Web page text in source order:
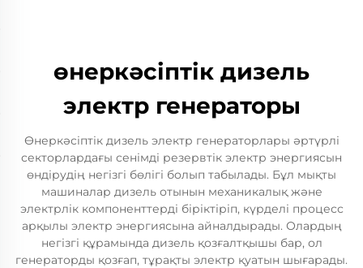
өнеркәсіптік дизель
электр генераторы
Өнеркәсіптік дизель электр генераторлары әртүрлі
секторлардағы сенімді резервтік электр энергиясын
өндірудің негізгі бөлігі болып табылады. Бұл мықты
машиналар дизель отынын механикалық және
электрлік компоненттерді біріктіріп, күрделі процесс
арқылы электр энергиясына айналдырады. Олардың
негізгі құрамында дизель қозғалтқышы бар, ол
генераторды қозғап, тұрақты электр қуатын шығарады.